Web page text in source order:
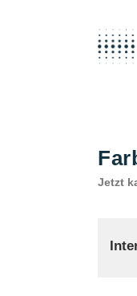
Jetzt